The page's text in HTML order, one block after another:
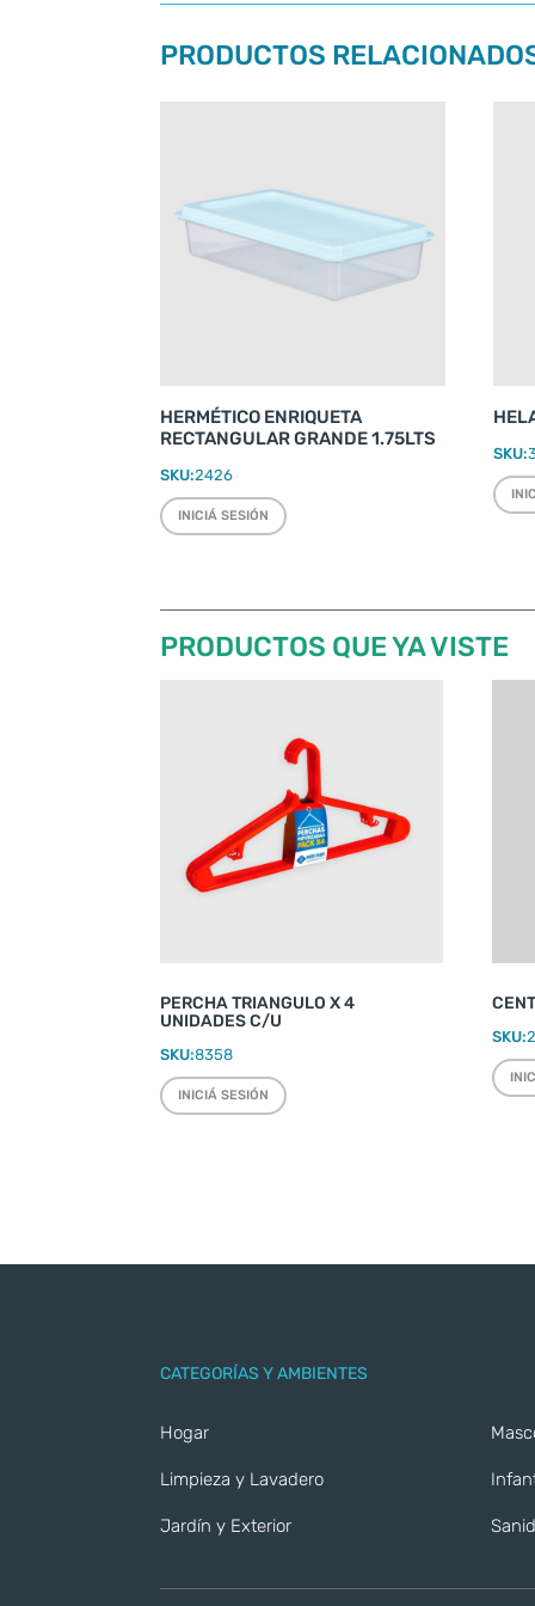
PRODUCTOS
HERMÉTICO ENRIQUETA
RECTANGULAR GRANDE 1.75LTS
SKU:2426
INICIÁ SESIÓN
SKU:
PRODUCTOS QUE YA VISTE
PERCHA TRIANGULO X 4
UNIDADES C/U
SKU:8358
INICIÁ SESIÓN
SKU:
CATEGORÍAS Y AMBIENTES
Hogar
Limpieza y Lavadero
Jardín y Exterior